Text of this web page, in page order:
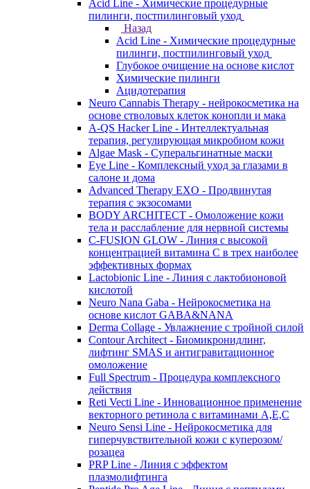
Acid Line - Химические процедурные
пилинги, постпилинговый уход
Назад
Acid Line - Химические процедурные
пилинги, постпилинговый уход
Глубокое очищение на основе кислот
Химические пилинги
Ацидотерапия
Neuro Cannabis Therapy - нейрокосметика на
основе стволовых клеток конопли и мака
A-QS Hacker Line - Интеллектуальная
терапия, регулирующая микробиом кожи
Algae Mask - Суперальгинатные маски
Eye Line - Комплексный уход за глазами в
салоне и дома
Advanced Therapy EXO - Продвинутая
терапия с экзосомами
BODY ARCHITECT - Омоложение кожи
тела и расслабление для нервной системы
C-FUSION GLOW - Линия с высокой
концентрацией витамина C в трех наиболее
эффективных формах
Lactobionic Line - Линия с лактобионовой
кислотой
Neuro Nana Gaba - Нейрокосметика на
основе кислот GABA&NANA
Derma Collage - Увлажнение с тройной силой
Contour Architect - Биомикронидлинг,
лифтинг SMAS и антигравитационное
омоложение
Full Spectrum - Процедура комплексного
действия
Reti Vecti Line - Инновационное применение
векторного ретинола с витаминами A,Е,С
Neuro Sensi Line - Нейрокосметика для
гиперчувствительной кожи с куперозом/
розацеа
PRP Line - Линия с эффектом
плазмолифтинга